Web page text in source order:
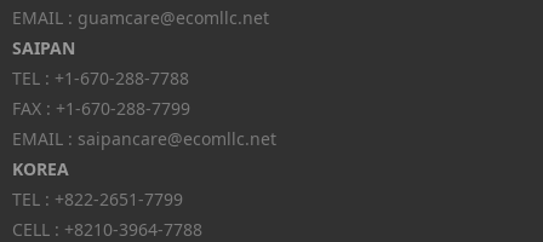
EMAIL : guamcare@ecomllc.net
SAIPAN
TEL : +1-670-288-7788
FAX : +1-670-288-7799
EMAIL : saipancare@ecomllc.net
KOREA
TEL : +822-2651-7799
CELL : +8210-3964-7788